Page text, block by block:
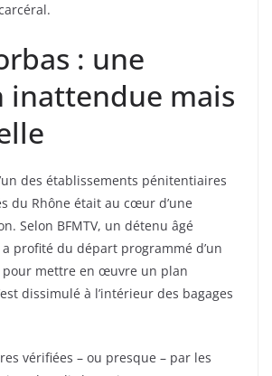
: une
inattendue mais
des établissements pénitentiaires
du Rhône était au cœur d’une
Selon BFMTV, un détenu âgé
a profité du départ programmé d’un
mettre en œuvre un plan
dissimulé à l’intérieur des bagages
vérifiées – ou presque – par les